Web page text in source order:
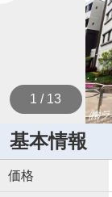
1 / 13
基本情報
価格